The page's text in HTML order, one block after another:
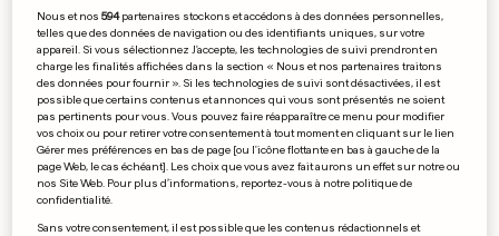
Nous et nos594partenaires stockons et accédons à des données personnelles,
telles que des données de navigation ou des identifiants uniques, sur votre
appareil. Si vous sélectionnez J'accepte, les technologies de suivi prendront en
charge les finalités affichées dans la section « Nous et nos partenaires traitons
des données pour fournir ». Si les technologies de suivi sont désactivées, il est
possible que certains contenus et annonces qui vous sont présentés ne soient
pas pertinents pour vous. Vous pouvez faire réapparaître ce menu pour modifier
vos choix ou pour retirer votre consentement à tout moment en cliquant sur le lien
Gérer mes préférences en bas de page [ou l'icône flottante en bas à gauche de la
page Web, le cas échéant]. Les choix que vous avez fait aurons un effet sur notre ou
nos Site Web. Pour plus d’informations, reportez-vous à notre politique de
confidentialité.
Sans votre consentement, il est possible que les contenus rédactionnels et